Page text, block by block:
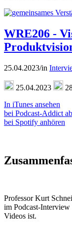
WRE206 -
25.04.2023/in
25.04.2023
In iTunes ansehen
bei Podcast-Addict
bei Spotify anhören
Professor Kurt
im Podcast-
Videos ist.